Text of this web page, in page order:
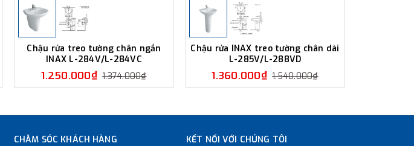
Chậu rửa treo tường chân ngắn
INAX L-284V/L-284VC
1.250.000₫ 1.374.000₫
Chậu rửa INAX treo tường chân dài
L-285V/L-288VD
1.360.000₫ 1.540.000₫
CHĂM SÓC KHÁCH HÀNG
KẾT NỐI VỚI CHÚNG TÔI